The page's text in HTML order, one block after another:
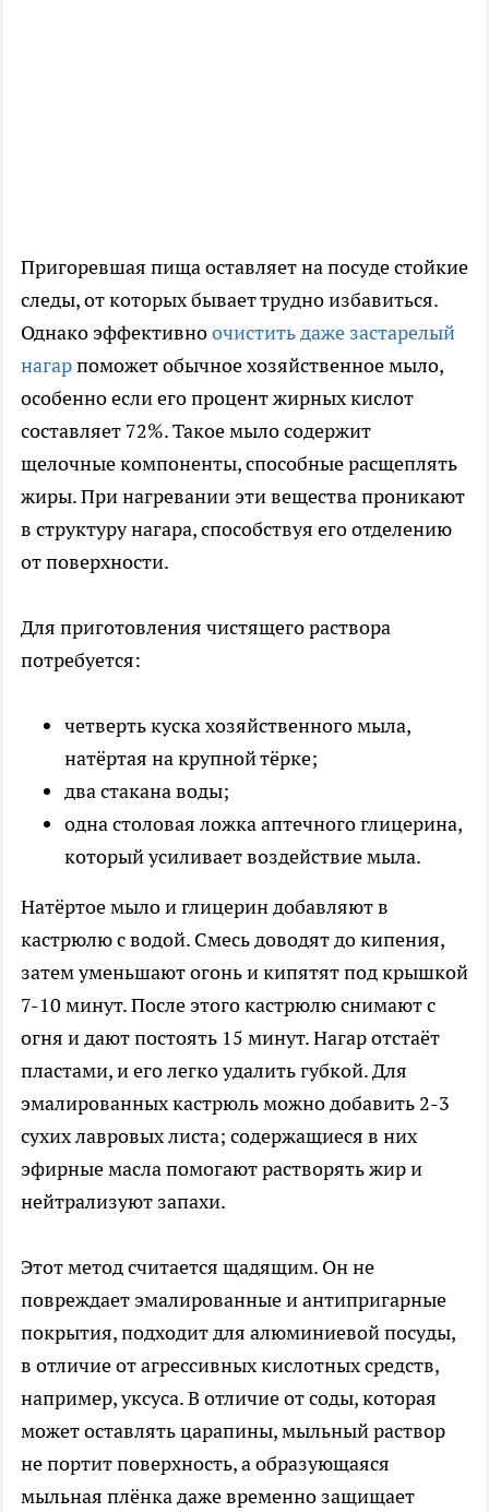
Пригоревшая пища оставляет на посуде стойкие
следы, от которых бывает трудно избавиться.
Однако эффективноочистить даже застарелый
нагарпоможет обычное хозяйственное мыло,
особенно если его процент жирных кислот
составляет 72%. Такое мыло содержит
щелочные компоненты, способные расщеплять
жиры. При нагревании эти вещества проникают
в структуру нагара, способствуя его отделению
от поверхности.
Для приготовления чистящего раствора
потребуется:
четверть куска хозяйственного мыла,
натёртая на крупной тёрке;
два стакана воды;
одна столовая ложка аптечного глицерина,
который усиливает воздействие мыла.
Натёртое мыло и глицерин добавляют в
кастрюлю с водой. Смесь доводят до кипения,
затем уменьшают огонь и кипятят под крышкой
7-10 минут. После этого кастрюлю снимают с
огня и дают постоять 15 минут. Нагар отстаёт
пластами, и его легко удалить губкой. Для
эмалированных кастрюль можно добавить 2-3
сухих лавровых листа; содержащиеся в них
эфирные масла помогают растворять жир и
нейтрализуют запахи.
Этот метод считается щадящим. Он не
повреждает эмалированные и антипригарные
покрытия, подходит для алюминиевой посуды,
в отличие от агрессивных кислотных средств,
например, уксуса. В отличие от соды, которая
может оставлять царапины, мыльный раствор
не портит поверхность, а образующаяся
мыльная плёнка даже временно защищает